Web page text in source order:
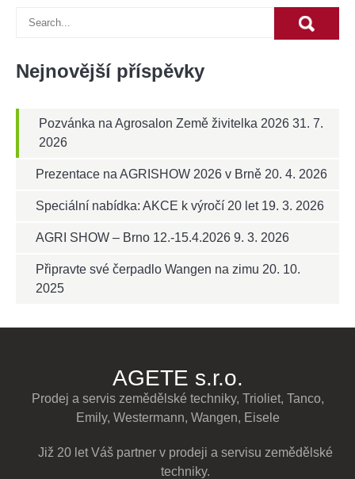
Nejnovější příspěvky
Pozvánka na Agrosalon Země živitelka 2026 31. 7.
2026
Prezentace na AGRISHOW 2026 v Brně 20. 4. 2026
Speciální nabídka: AKCE k výročí 20 let 19. 3. 2026
AGRI SHOW – Brno 12.-15.4.2026 9. 3. 2026
Připravte své čerpadlo Wangen na zimu 20. 10.
2025
AGETE s.r.o.
Prodej a servis zemědělské techniky, Trioliet, Tanco,
Emily, Westermann, Wangen, Eisele
Již 20 let Váš partner v prodeji a servisu zemědělské
techniky.